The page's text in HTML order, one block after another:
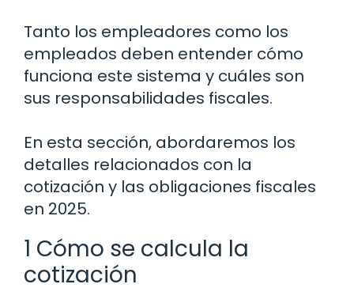
Tanto los empleadores como los
empleados deben entender cómo
funciona este sistema y cuáles son
sus responsabilidades fiscales.
En esta sección, abordaremos los
detalles relacionados con la
cotización y las obligaciones fiscales
en 2025.
1 Cómo se calcula la
cotización